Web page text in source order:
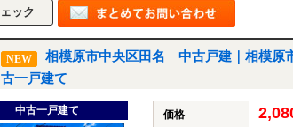
NEW
相模原市中央区田名 中古戸建｜相模原
古一戸建て
中古一戸建て 価格